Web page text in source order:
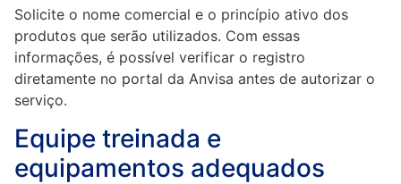
Solicite o nome comercial e o princípio ativo dos
produtos que serão utilizados. Com essas
informações, é possível verificar o registro
diretamente no portal da Anvisa antes de autorizar o
serviço.
Equipe treinada e
equipamentos adequados